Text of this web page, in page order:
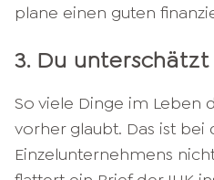
plane einen guten
3. Du
So viele Dinge im Leben
vorher glaubt. Das ist bei
Einzelunternehmens